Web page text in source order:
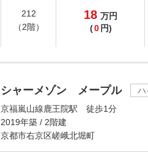
212
（2階）
18 万円
(0 円)
シャーメゾン メープル
ハ
京福嵐山線鹿王院駅 徒歩1分
2019年築 / 2階建
京都市右京区嵯峨北堀町